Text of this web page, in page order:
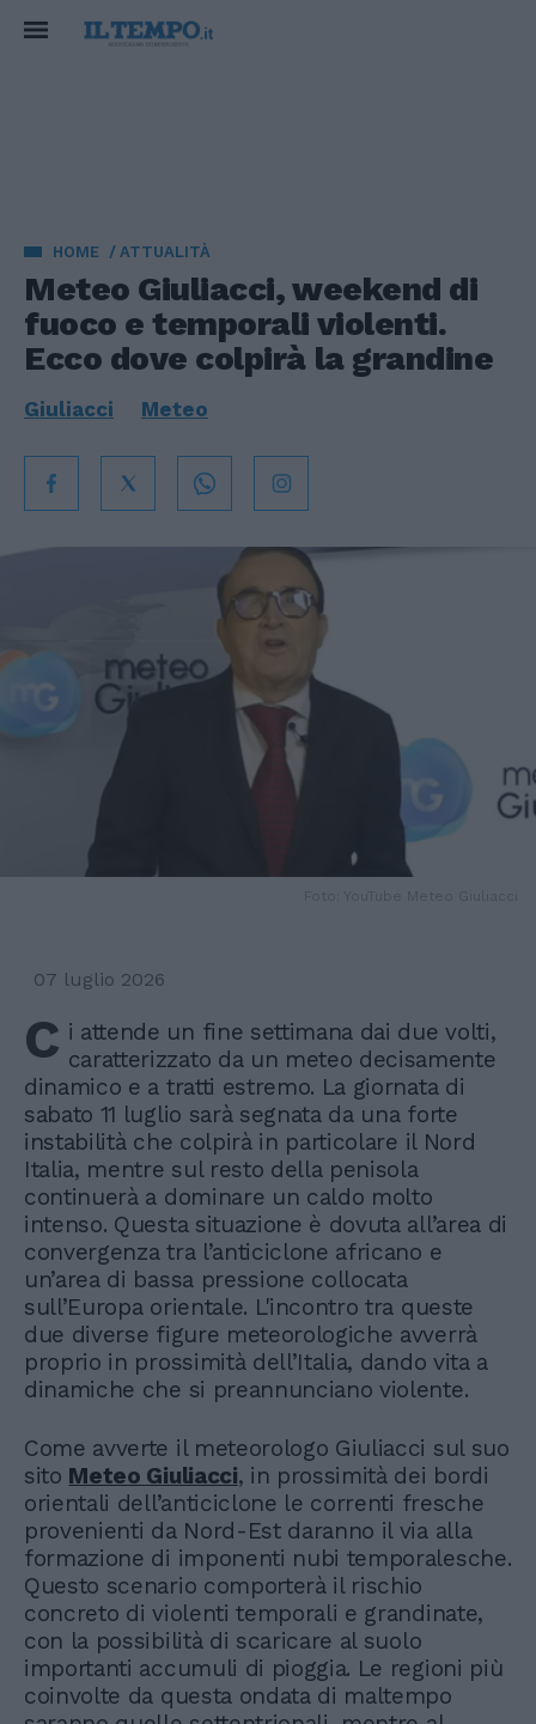
HOME ATTUALITÀ
Meteo Giuliacci, weekend di
fuoco e temporali violenti.
Ecco dove colpirà la grandine
Giuliacci Meteo
07 luglio 2026
C i attende un fine settimana dai due volti,
caratterizzato da un meteo decisamente
dinamico e a tratti estremo. La giornata di
sabato 11 luglio sarà segnata da una forte
instabilità che colpirà in particolare il Nord
Italia, mentre sul resto della penisola
continuerà a dominare un caldo molto
intenso. Questa situazione è dovuta all’area di
convergenza tra l’anticiclone africano e
un’area di bassa pressione collocata
sull’Europa orientale. L'incontro tra queste
due diverse figure meteorologiche avverrà
proprio in prossimità dell’Italia, dando vita a
dinamiche che si preannunciano violente.
Come avverte il meteorologo Giuliacci sul suo
sito Meteo Giuliacci, in prossimità dei bordi
orientali dell’anticiclone le correnti fresche
provenienti da Nord-Est daranno il via alla
formazione di imponenti nubi temporalesche.
Questo scenario comporterà il rischio
concreto di violenti temporali e grandinate,
con la possibilità di scaricare al suolo
importanti accumuli di pioggia. Le regioni più
coinvolte da questa ondata di maltempo